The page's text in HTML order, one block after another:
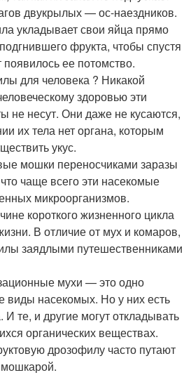
двукрылых — ос-наездников.
укладывает свои яйца прямо
фрукта, чтобы спустя
появилось ее потомство.
для человека ? Никакой
здоровью эти
не несут. Они даже не кусаются,
их тела нет органа, которым
укус.
мошки переносчиками заразы
чаще всего эти насекомые
микроорганизмов.
короткого жизненного цикла
В отличие от мух и комаров,
заядлыми путешественниками
мухи — это одно
виды насекомых. Но у них есть
И те, и другие могут откладывать
органических веществах.
дрозофилу часто путают